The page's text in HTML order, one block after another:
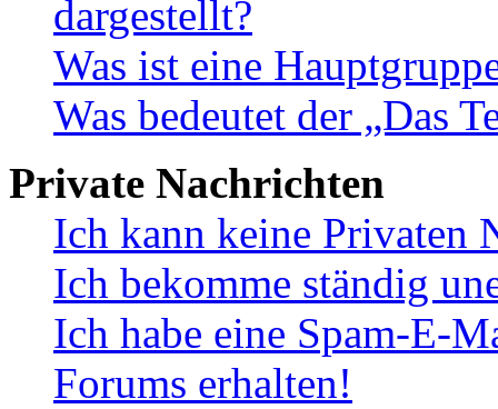
dargestellt?
Was ist eine
Was bedeutet der „Das
Private Nachrichten
Ich kann keine Privaten
Ich bekomme ständig
Ich habe eine Spam-E-
Forums erhalten!